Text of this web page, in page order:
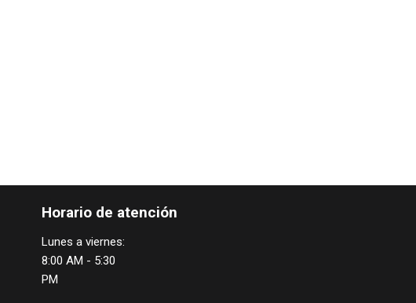
Horario de atención
Lunes a viernes:
8:00 AM - 5:30
PM